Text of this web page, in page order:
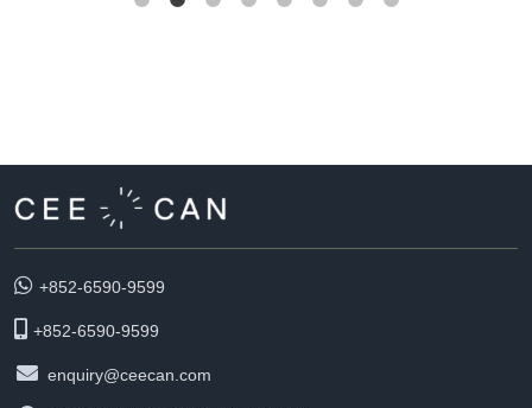
+852-6590-9599
+852-6590-9599
enquiry@ceecan.com